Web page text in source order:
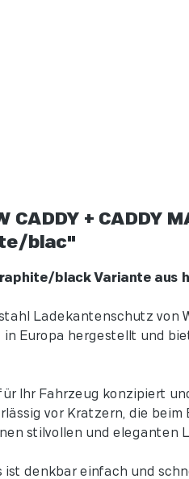
+ CADDY
blac"
black Variante
Ladekantenschutz von
Europa hergestellt und
Ihr Fahrzeug konzipiert
vor Kratzern, die
stilvollen und eleganten
denkbar einfach und